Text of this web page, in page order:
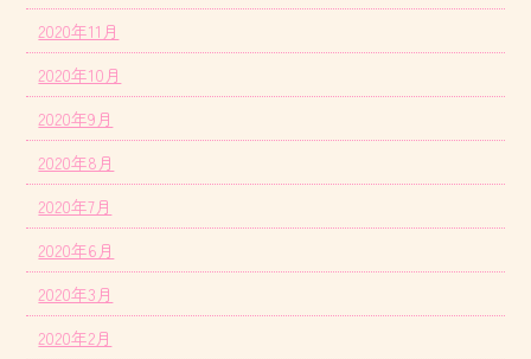
2020年11月
2020年10月
2020年9月
2020年8月
2020年7月
2020年6月
2020年3月
2020年2月